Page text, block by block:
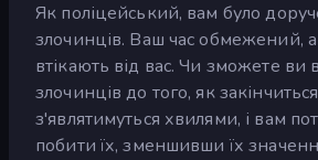
Як поліцейський, вам було
злочинців. Ваш час обмежений,
втікають від вас. Чи зможете ви
злочинців до того, як
з'являтимуться хвилями, і вам
побити їх, зменшивши їх